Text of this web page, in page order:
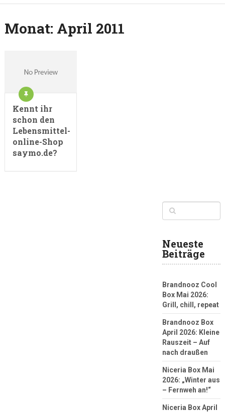
Monat: April 2011
Kennt ihr
schon den
Lebensmittel-
online-Shop
saymo.de?
Neueste
Beiträge
Brandnooz Cool
Box Mai 2026:
Grill, chill, repeat
Brandnooz Box
April 2026: Kleine
Rauszeit – Auf
nach draußen
Niceria Box Mai
2026: „Winter aus
– Fernweh an!“
Niceria Box April